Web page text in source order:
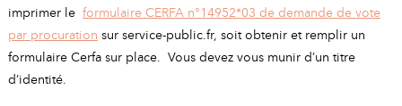
imprimer le formulaire CERFA n°14952*03 de demande de vote
par procuration sur service-public.fr, soit obtenir et remplir un
formulaire Cerfa sur place. Vous devez vous munir d’un titre
d’identité.